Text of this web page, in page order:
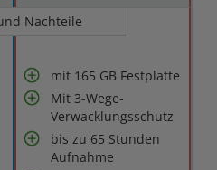
Nachteile
mit 165 GB Festplatte
Mit 3-Wege-
Verwacklungsschutz
bis zu 65 Stunden
Aufnahme